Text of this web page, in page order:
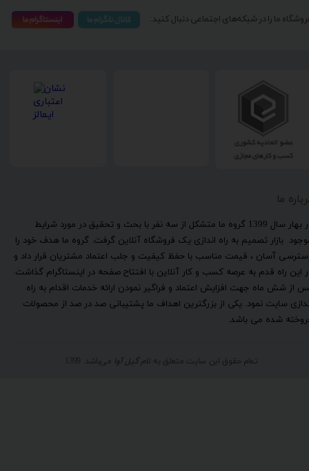
ما
​در بهار سال 1399 گروه ما متشکل از سه نفر با بحث و تحقیق در مورد شرایط
بازار تصمیم به راه اندازی یک فروشگاه آنلاین گرفت. گروه ما هدف خود را
آسان ، قیمت مناسب با حفظ کیفیت و جلب اعتماد مشتریان قرار داد و
این راه قدم به عرصه کسب و کار آنلاین با افتتاح صفحه در اینستاگرام گذاشت.
از شش ماه جهت افزایش اعتماد و فراگیر نمودن ارائه خدمات اقدام به راه
سایت نمود. یکی از بزرگترین اهداف ما پشتیبانی صد در صد از محصولات
شده می باشد.
تمام حقوق این سایت متعلق به نام گیل آوا می‌باشد. 1399
ما را در شبکه‌های اجتماعی دنبال کنید: